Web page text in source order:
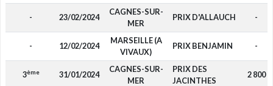
- 23/02/2024
CAGNES-SUR-
MER
PRIX D'ALLAUCH -
- 12/02/2024
MARSEILLE (A
VIVAUX)
PRIX BENJAMIN -
3ème 31/01/2024
CAGNES-SUR-
MER
PRIX DES
JACINTHES
2 800